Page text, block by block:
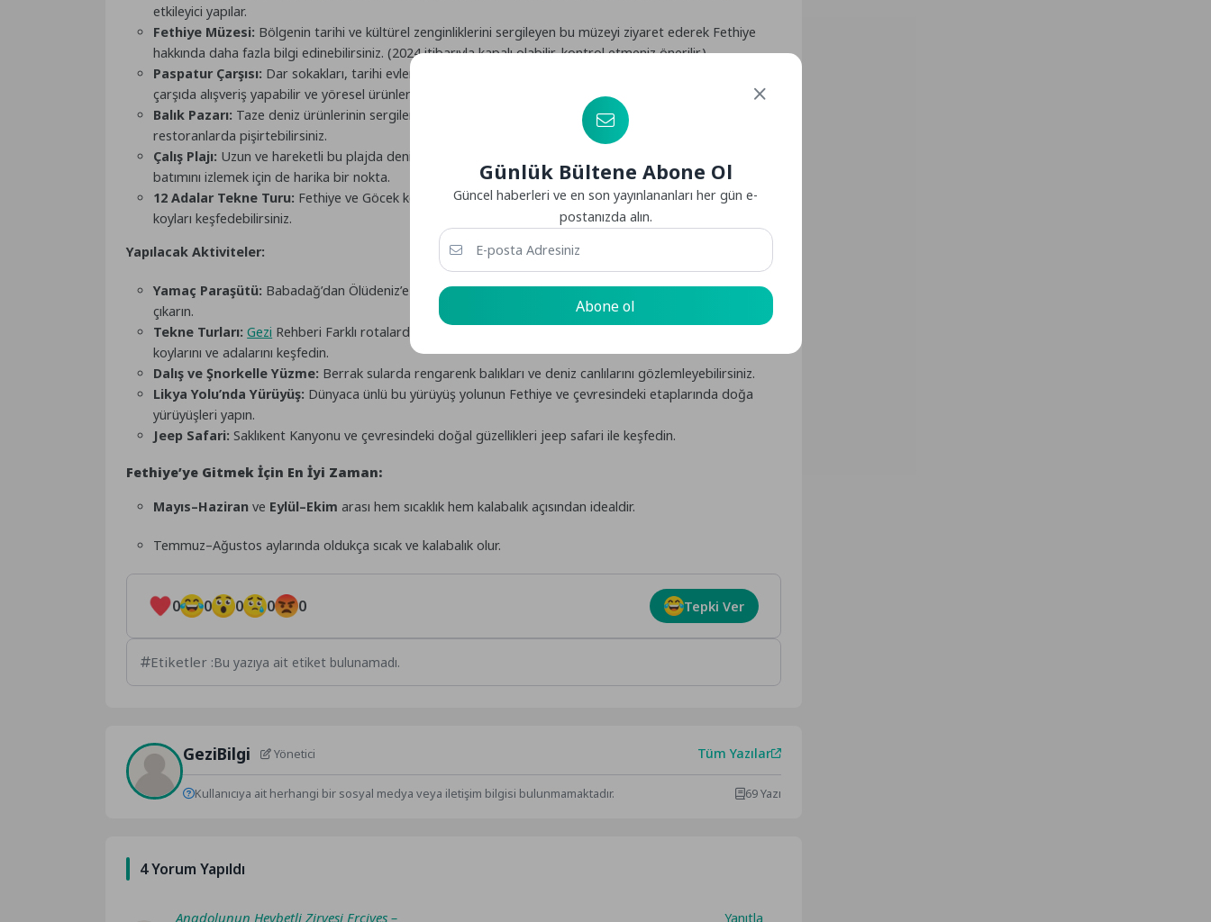
etkileyici yapılar.
Fethiye Müzesi: Bölgenin tarihi ve kültürel zenginliklerini sergileyen bu müzeyi ziyaret ederek Fethiye
hakkında daha fazla bilgi edinebilirsiniz. (2024 itibarıyla kapalı olabilir, kontrol etmeniz önerilir.)
Paspatur Çarşısı: Dar sokakları, tarihi evleri ve çeşitli dükkanlarıyla otantik bir atmosfere sahip bu
çarşıda alışveriş yapabilir ve yöresel ürünler bulabilirsiniz.
Balık Pazarı: Taze deniz ürünlerinin sergilendiği bu canlı pazarda, seçtiğiniz balığı çevredeki
restoranlarda pişirtebilirsiniz.
Çalış Plajı: Uzun ve hareketli bu plajda denizin ve güneşin tadını çıkarabilir, su sporları yapabilirsiniz. Gün
batımını izlemek için de harika bir nokta.
12 Adalar Tekne Turu: Fethiye ve Göcek koylarını kapsayan bu tekne turuyla birbirinden güzel adaları ve
koyları keşfedebilirsiniz.
Yapılacak Aktiviteler:
Yamaç Paraşütü: Babadağ’dan Ölüdeniz’e doğru yamaç paraşütü yaparak eşsiz manzaraların tadını
çıkarın.
Tekne Turları: Gezi Rehberi Farklı rotalarda düzenlenen tekne turlarıyla Fethiye’nin birbirinden güzel
koylarını ve adalarını keşfedin.
Dalış ve Şnorkelle Yüzme: Berrak sularda rengarenk balıkları ve deniz canlılarını gözlemleyebilirsiniz.
Likya Yolu’nda Yürüyüş: Dünyaca ünlü bu yürüyüş yolunun Fethiye ve çevresindeki etaplarında doğa
yürüyüşleri yapın.
Jeep Safari: Saklıkent Kanyonu ve çevresindeki doğal güzellikleri jeep safari ile keşfedin.
Fethiye’ye Gitmek İçin En İyi Zaman:
Mayıs–Haziran ve Eylül–Ekim arası hem sıcaklık hem kalabalık açısından idealdir.
Temmuz–Ağustos aylarında oldukça sıcak ve kalabalık olur.
0 0 0 0 0 Tepki Ver
Etiketler :Bu yazıya ait etiket bulunamadı.
GeziBilgi Yönetici Tüm Yazılar
Kullanıcıya ait herhangi bir sosyal medya veya iletişim bilgisi bulunmamaktadır. 69 Yazı
4 Yorum Yapıldı
Anadolunun Heybetli Zirvesi Erciyes –
Yanıtla
Günlük Bültene Abone Ol
Güncel haberleri ve en son yayınlananları her gün e-
postanızda alın.
Abone ol